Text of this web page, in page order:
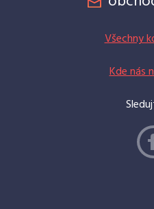
Všechny
Kde nás